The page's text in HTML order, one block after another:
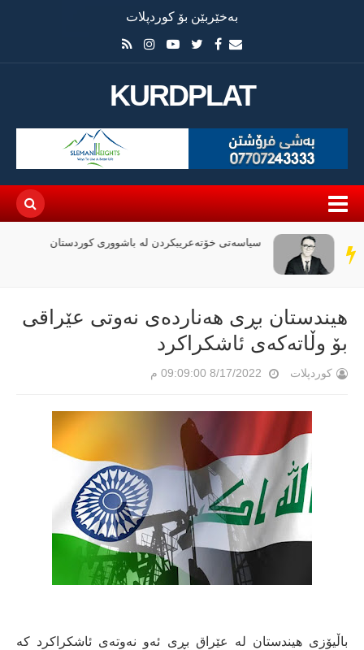
بەخێربێن بۆ کوردپلات
KURDPLAT
سەر
دێڕ
سیاسەتی خۆتەعریبکردن لە باشووری کوردستان
هیندستان بڕی هەناردەی نەوتی عێراقی
بۆ وڵاتەکەی ئاشکراکرد
کوردپلات 8/17/2022 09:09:00 م
باڵیۆزی هیندستان لە عێراق بڕی ئەو نەوتەی ئاشکراکرد کە